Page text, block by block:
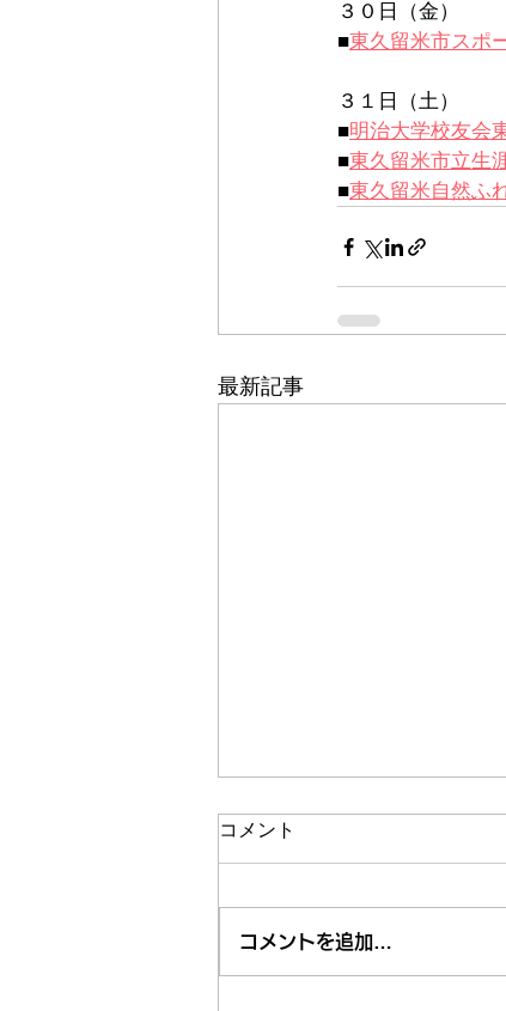
３０日（金）
■東久留米市スポ
３１日（土）
■明治大学校友会
■東久留米市立生
■東久留米自然ふ
最新記事
コメント
コメントを追加…